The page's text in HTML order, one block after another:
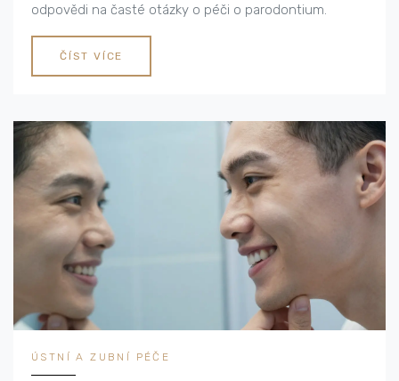
odpovědi na časté otázky o péči o parodontium.
ČÍST VÍCE
ÚSTNÍ A ZUBNÍ PÉČE